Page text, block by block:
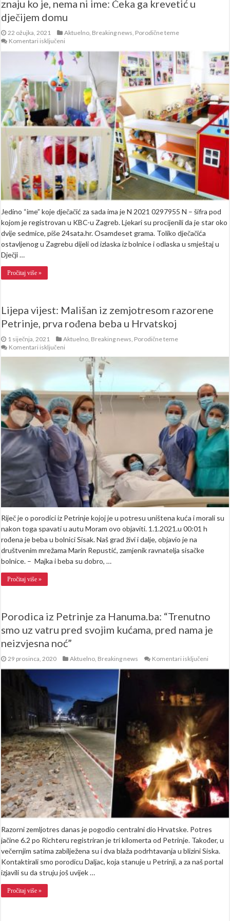
znaju ko je, nema ni ime: Čeka ga krevetić u
dječijem domu
22 ožujka, 2021 Aktuelno Breaking news Porodične teme
Komentari isključeni
od
sedmice
pronašli
ispred
kuće,
ne
znaju
ko
nema
ime:
Čeka
ga
krevetić
u
dječijem
Jedino “ime” koje dječačić za sada ima je N 2021 0297955 N – šifra pod
kojom je registrovan u KBC-u Zagreb. Ljekari su procijenili da je star oko
dvije sedmice, piše 24sata.hr. Osamdeset grama. Toliko dječačića
ostavljenog u Zagrebu dijeli od izlaska iz bolnice i odlaska u smještaj u
Dječji …
Pročitaj više »
Lijepa vijest: Mališan iz zemjotresom razorene
Petrinje, prva rođena beba u Hrvatskoj
1 siječnja, 2021 Aktuelno Breaking news Porodične teme
Komentari isključeni
vijest:
Mališan
zemjotresom
razorene
Petrinje,
prva
rođena
beba
u
Hrvatskoj
Riječ je o porodici iz Petrinje kojoj je u potresu uništena kuća i morali su
nakon toga spavati u autu Moram ovo objaviti. 1.1.2021.u 00:01 h
rođena je beba u bolnici Sisak. Naš grad živi i dalje, objavio je na
društvenim mrežama Marin Repustić, zamjenik ravnatelja sisačke
bolnice. – Majka i beba su dobro, …
Pročitaj više »
Porodica iz Petrinje za Hanuma.ba: “Trenutno
smo uz vatru pred svojim kućama, pred nama je
neizvjesna noć”
29 prosinca, 2020 Aktuelno Breaking news Komentari isključeni
smo
uz
vatru
pred
svojim
pred
nama
je
noć”
Razorni zemljotres danas je pogodio centralni dio Hrvatske. Potres
jačine 6.2 po Richteru registriran je tri kilomerta od Petrinje. Također, u
večernjim satima zabilježena su i dva blaža podrhtavanja u blizini Siska.
Kontaktirali smo porodicu Daljac, koja stanuje u Petrinji, a za naš portal
izjavili su da struju još uvijek …
Pročitaj više »